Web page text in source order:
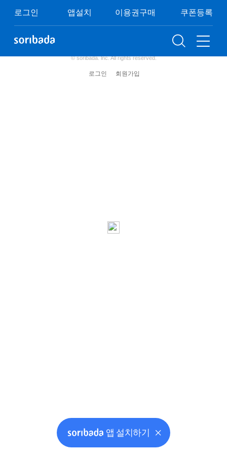
로그인 앱설치 이용권구매 쿠폰등록
쿠폰등록 이용권구매 이벤트
이용약관 개인정보처리방침 청소년보호정책
© soribada. lnc. All rights reserved.
로그인 회원가입
앱 설치하기